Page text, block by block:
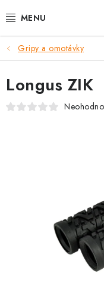
na
E-BIKE
BICYKLE
DOPLNKY
Gripy a omotávky
Longus ZIK